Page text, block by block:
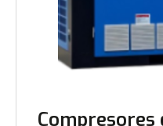
Compresores